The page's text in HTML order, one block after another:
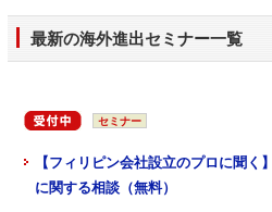
最新の海外進出セミナー一覧
セミナー
【フィリピン会社設立のプロに聞
に関する相談（無料）